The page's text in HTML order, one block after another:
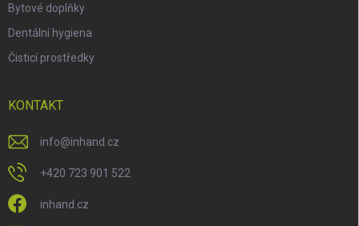
Bytové doplňky
Dentální hygiena
Čisticí prostředky
KONTAKT
info@inhand.cz
+420 723 901 522
inhand.cz